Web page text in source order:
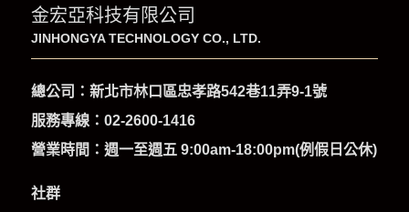
金宏亞科技有限公司
JINHONGYA TECHNOLOGY CO., LTD.
總公司：新北市林口區忠孝路542巷11弄9-1號
服務專線： 02-2600-1416
營業時間：週一至週五 9:00am-18:00pm(例假日公休)
社群